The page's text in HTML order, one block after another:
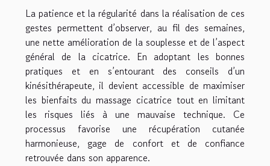
La patience et la régularité dans la réalisation de ces
gestes permettent d’observer, au fil des semaines,
une nette amélioration de la souplesse et de l’aspect
général de la cicatrice. En adoptant les bonnes
pratiques et en s’entourant des conseils d’un
kinésithérapeute, il devient accessible de maximiser
les bienfaits du massage cicatrice tout en limitant
les risques liés à une mauvaise technique. Ce
processus favorise une récupération cutanée
harmonieuse, gage de confort et de confiance
retrouvée dans son apparence.